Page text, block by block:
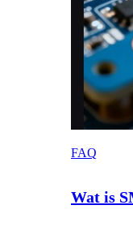
FAQ
Wat is